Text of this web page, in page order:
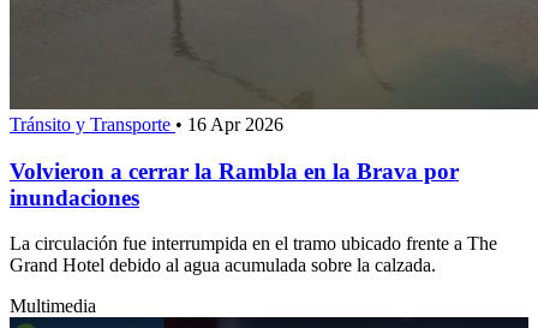
Tránsito y Transporte • 16 Apr 2026
Volvieron a cerrar la Rambla en la Brava por
inundaciones
La circulación fue interrumpida en el tramo ubicado frente a The
Grand Hotel debido al agua acumulada sobre la calzada.
Multimedia